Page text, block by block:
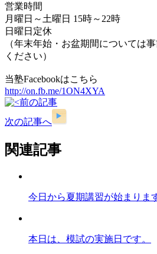
営業時間
月曜日～土曜日 15時～22時
日曜日定休
（年末年始・お盆期間については
ください）
当塾Facebookはこちら
http://on.fb.me/1ON4XYA
前の記事
次の記事へ
関連記事
今日から夏期講習が始まりま
本日は、模試の実施日です。